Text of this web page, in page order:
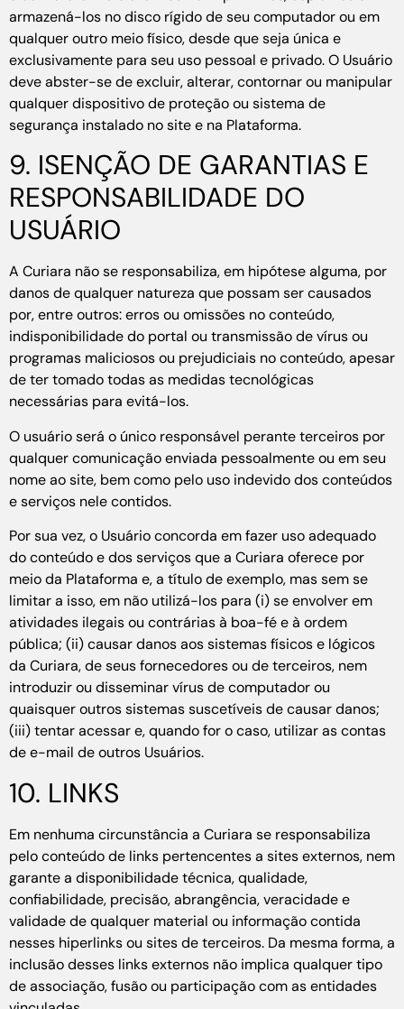
armazená-los no disco rígido de seu computador ou em
qualquer outro meio físico, desde que seja única e
exclusivamente para seu uso pessoal e privado. O Usuário
deve abster-se de excluir, alterar, contornar ou manipular
qualquer dispositivo de proteção ou sistema de
segurança instalado no site e na Plataforma.
9. ISENÇÃO DE GARANTIAS E
RESPONSABILIDADE DO
USUÁRIO
A Curiara não se responsabiliza, em hipótese alguma, por
danos de qualquer natureza que possam ser causados
por, entre outros: erros ou omissões no conteúdo,
indisponibilidade do portal ou transmissão de vírus ou
programas maliciosos ou prejudiciais no conteúdo, apesar
de ter tomado todas as medidas tecnológicas
necessárias para evitá-los.
O usuário será o único responsável perante terceiros por
qualquer comunicação enviada pessoalmente ou em seu
nome ao site, bem como pelo uso indevido dos conteúdos
e serviços nele contidos.
Por sua vez, o Usuário concorda em fazer uso adequado
do conteúdo e dos serviços que a Curiara oferece por
meio da Plataforma e, a título de exemplo, mas sem se
limitar a isso, em não utilizá-los para (i) se envolver em
atividades ilegais ou contrárias à boa-fé e à ordem
pública; (ii) causar danos aos sistemas físicos e lógicos
da Curiara, de seus fornecedores ou de terceiros, nem
introduzir ou disseminar vírus de computador ou
quaisquer outros sistemas suscetíveis de causar danos;
(iii) tentar acessar e, quando for o caso, utilizar as contas
de e-mail de outros Usuários.
10. LINKS
Em nenhuma circunstância a Curiara se responsabiliza
pelo conteúdo de links pertencentes a sites externos, nem
garante a disponibilidade técnica, qualidade,
confiabilidade, precisão, abrangência, veracidade e
validade de qualquer material ou informação contida
nesses hiperlinks ou sites de terceiros. Da mesma forma, a
inclusão desses links externos não implica qualquer tipo
de associação, fusão ou participação com as entidades